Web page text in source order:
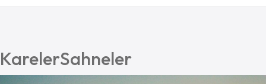
KarelerSahneler